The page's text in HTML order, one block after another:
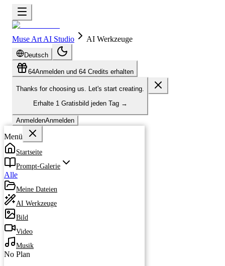
Muse Art AI Studio AI Werkzeuge
Deutsch
64Anmelden und 64 Credits erhalten
Thanks for choosing us. Let's start creating.
Erhalte 1 Gratisbild jeden Tag →
AnmeldenAnmelden
Menü
Startseite
Prompt-Galerie
Alle
Meine Dateien
AI Werkzeuge
Bild
Video
Musik
No Plan